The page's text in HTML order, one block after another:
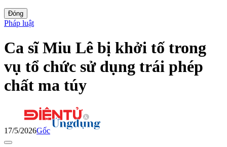
Đóng
Pháp luật
Ca sĩ Miu Lê bị khởi tố trong
vụ tổ chức sử dụng trái phép
chất ma túy
17/5/2026Gốc